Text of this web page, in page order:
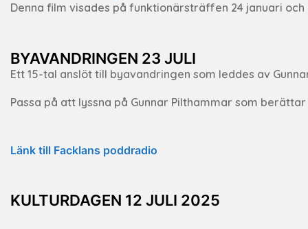
Denna film visades på funktionärsträffen 24 januari
BYAVANDRINGEN 23 JULI
Ett 15-tal anslöt till byavandringen som leddes av
Passa på att lyssna på Gunnar Pilthammar som
Länk till Facklans poddradio
KULTURDAGEN 12 JULI 2025